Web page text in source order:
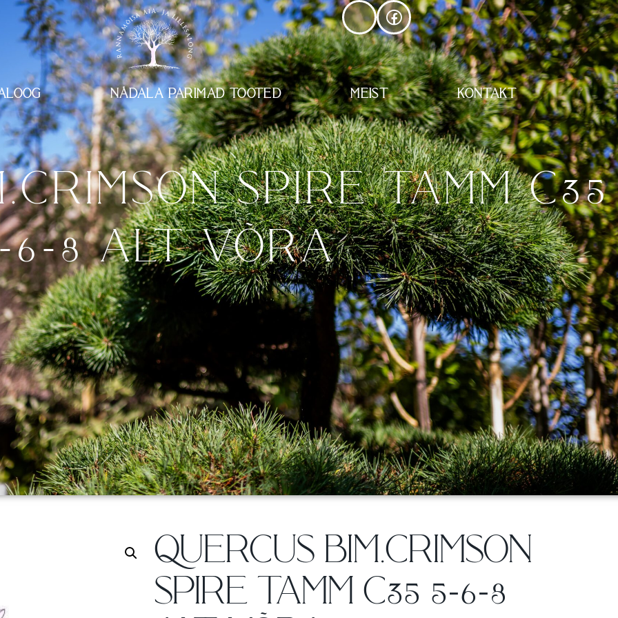
NÄDALA PARIMAD TOOTED MEIST KONTAKT
SPIRE TAMM C35
6-8 ALT VÕRA
QUERCUS BIM.CRIMSON
SPIRE TAMM C35 5-6-8